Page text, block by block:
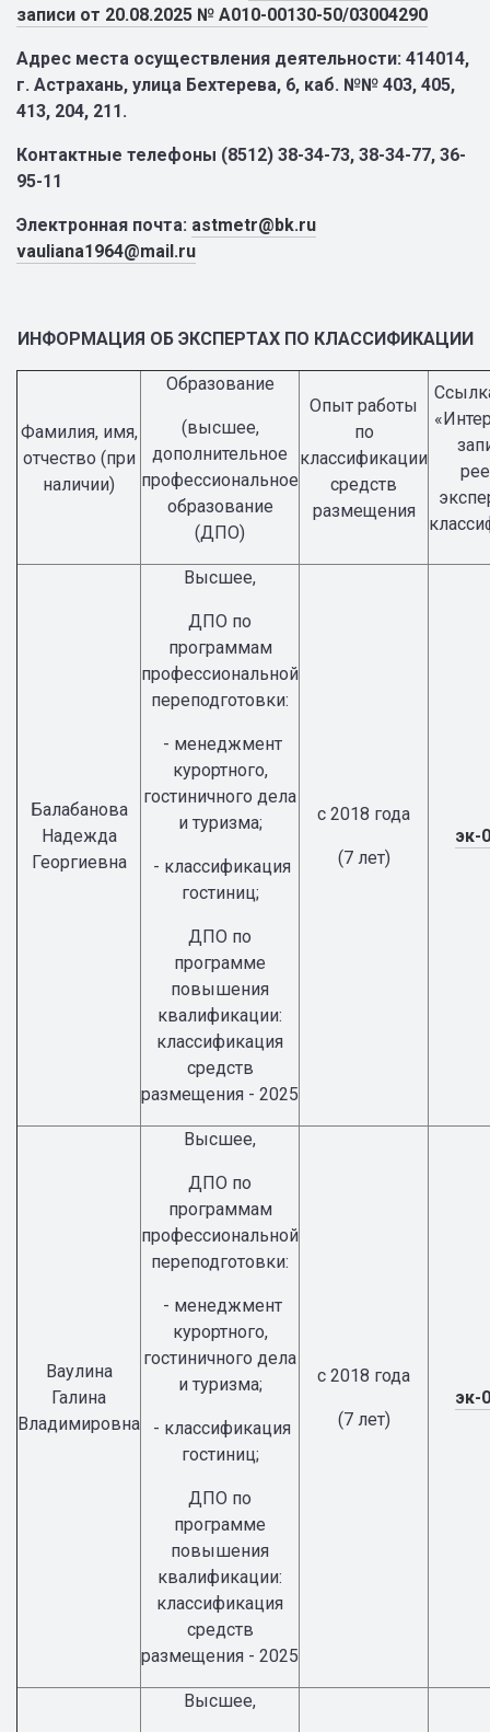
записи от 20.08.2025 № А010-00130-50/03004290
Адрес места осуществления деятельности: 414014,
г. Астрахань, улица Бехтерева, 6, каб. №№ 403, 405,
413, 204, 211.
Контактные телефоны (8512) 38-34-73, 38-34-77, 36-
95-11
Электронная почта: аstmetr@bk.ru
vauliana1964@mail.ru
ИНФОРМАЦИЯ ОБ ЭКСПЕРТАХ ПО КЛАССИФИКАЦИИ
Фамилия, имя,
отчество (при
наличии)
Образование
(высшее,
дополнительное
профессиональное
образование
(ДПО)
Опыт работы
по
классификации
средств
размещения
Балабанова
Надежда
Георгиевна
Высшее,
ДПО по
программам
профессиональной
переподготовки:
- менеджмент
курортного,
гостиничного дела
и туризма;
- классификация
гостиниц;
ДПО по
программе
повышения
квалификации:
классификация
средств
размещения - 2025
с 2018 года
(7 лет)
эк-
Ваулина
Галина
Владимировна
Высшее,
ДПО по
программам
профессиональной
переподготовки:
- менеджмент
курортного,
гостиничного дела
и туризма;
- классификация
гостиниц;
ДПО по
программе
повышения
квалификации:
классификация
средств
размещения - 2025
с 2018 года
(7 лет)
эк-
Высшее,